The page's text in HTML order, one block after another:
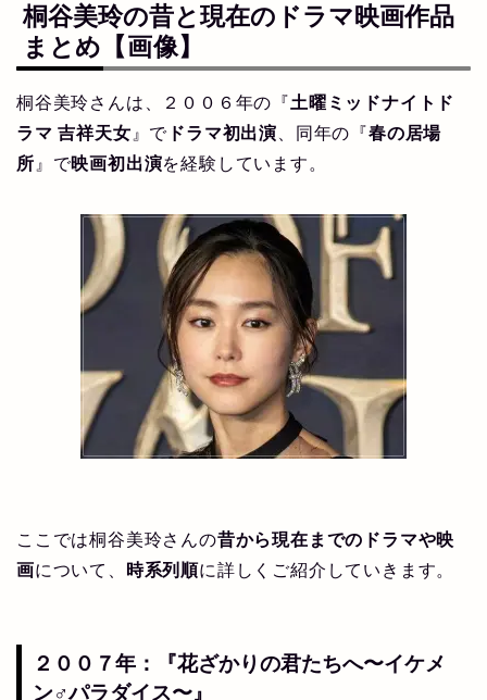
桐谷美玲の昔と現在のドラマ映画作品
まとめ 【画像】
桐谷美玲さんは、２００６年の『土曜ミッドナイトド
ラマ 吉祥天女 』で ドラマ初出演 、同年の『春の居場
所 』で映画初出演を経験しています。
ここでは桐谷美玲さんの昔から現在までのドラマや映
画について、 時系列順に詳しくご紹介していきます。
２００７年：『花ざかりの君たちへ〜イケメ
ン♂パラダイス〜』